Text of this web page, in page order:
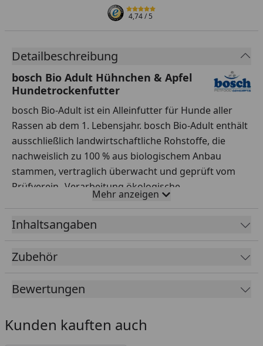
4,74/ 5
Detailbeschreibung
bosch Bio Adult Hühnchen & Apfel
Hundetrockenfutter
bosch Bio-Adult ist ein Alleinfutter für Hunde aller
Rassen ab dem 1. Lebensjahr. bosch Bio-Adult enthält
ausschließlich landwirtschaftliche Rohstoffe, die
nachweislich zu 100 % aus biologischem Anbau
stammen, vertraglich überwacht und geprüft vom
Prüfverein „Verarbeitung ökologische
Landbauprodukte e.V.“ in Karlsruhe.
45 % Bio-Hühnchen machen dieses Adultfutter
Ballaststoffe der Äpfel aus biologischem Anbau
speziellen Bio-Kräutermix die Verdauungstätigkeit
des Hundes. Außerdem enthalten sie wertvolle
Mehr anzeigen
Inhaltsangaben
Zubehör
Bewertungen
Kunden kauften auch